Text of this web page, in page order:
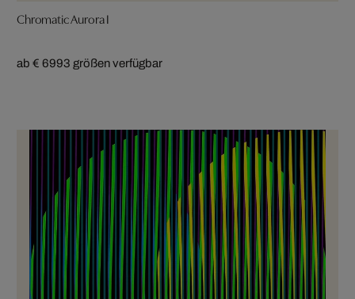
Chromatic Aurora I
ab € 6993 größen verfügbar